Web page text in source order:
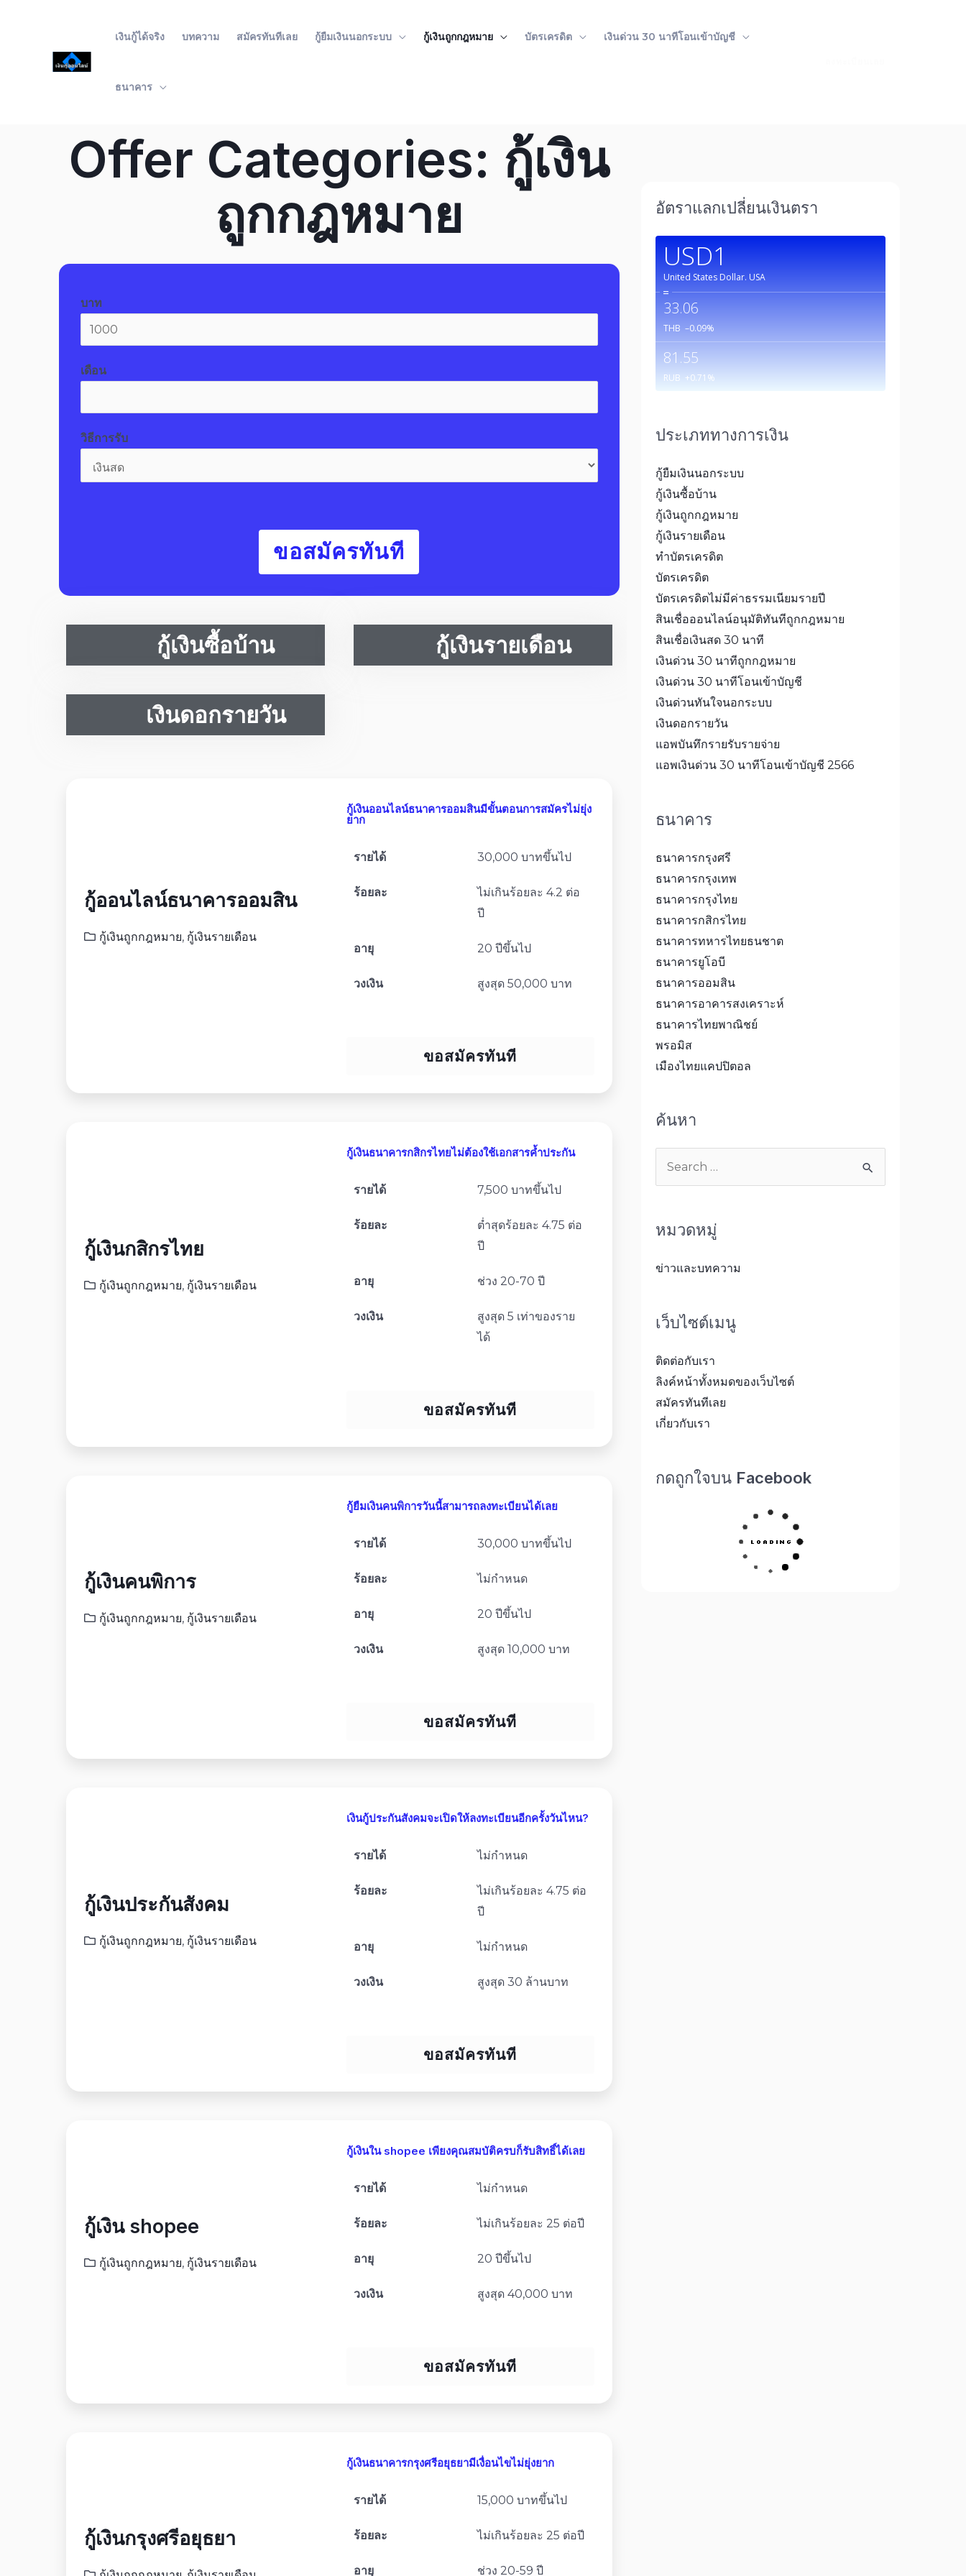
เงินกู้ได้จริง บทความ สมัครทันทีเลย กู้ยืมเงินนอกระบบ กู้เงินถูกกฎหมาย บัตรเครดิต เงินด่วน 30 นาทีโอนเข้าบัญชี
ธนาคาร
Offer Categories: กู้เงิน
ถูกกฎหมาย
บาท
เดือน
วิธีการรับ
ขอสมัครทันที
กู้เงินซื้อบ้าน กู้เงินรายเดือน
เงินดอกรายวัน
กู้ออนไลน์ธนาคารออมสิน
กู้เงินถูกกฎหมาย, กู้เงินรายเดือน
กู้เงินออนไลน์ธนาคารออมสินมีขั้นตอนการสมัครไม่ยุ่ง
ยาก
รายได้ 30,000 บาทขึ้นไป
ร้อยละ
ไม่เกินร้อยละ 4.2 ต่อ
ปี
อายุ 20 ปีขึ้นไป
วงเงิน สูงสุด 50,000 บาท
ขอสมัครทันที
กู้เงินกสิกรไทย
กู้เงินถูกกฎหมาย, กู้เงินรายเดือน
กู้เงินธนาคารกสิกรไทยไม่ต้องใช้เอกสารค้ำประกัน
รายได้ 7,500 บาทขึ้นไป
ร้อยละ
ต่ำสุดร้อยละ 4.75 ต่อ
ปี
อายุ ช่วง 20-70 ปี
วงเงิน
สูงสุด 5 เท่าของราย
ได้
ขอสมัครทันที
กู้เงินคนพิการ
กู้เงินถูกกฎหมาย, กู้เงินรายเดือน
กู้ยืมเงินคนพิการวันนี้สามารถลงทะเบียนได้เลย
รายได้ 30,000 บาทขึ้นไป
ร้อยละ ไม่กำหนด
อายุ 20 ปีขึ้นไป
วงเงิน สูงสุด 10,000 บาท
ขอสมัครทันที
กู้เงินประกันสังคม
กู้เงินถูกกฎหมาย, กู้เงินรายเดือน
เงินกู้ประกันสังคมจะเปิดให้ลงทะเบียนอีกครั้งวันไหน?
รายได้ ไม่กำหนด
ร้อยละ
ไม่เกินร้อยละ 4.75 ต่อ
ปี
อายุ ไม่กำหนด
วงเงิน สูงสุด 30 ล้านบาท
ขอสมัครทันที
กู้เงิน shopee
กู้เงินถูกกฎหมาย, กู้เงินรายเดือน
กู้เงินใน shopee เพียงคุณสมบัติครบก็รับสิทธิ์ได้เลย
รายได้ ไม่กำหนด
ร้อยละ ไม่เกินร้อยละ 25 ต่อปี
อายุ 20 ปีขึ้นไป
วงเงิน สูงสุด 40,000 บาท
ขอสมัครทันที
กู้เงินกรุงศรีอยุธยา
กู้เงินธนาคารกรุงศรีอยุธยามีเงื่อนไขไม่ยุ่งยาก
รายได้ 15,000 บาทขึ้นไป
ร้อยละ ไม่เกินร้อยละ 25 ต่อปี
อายุ ช่วง 20-59 ปี
อัตราแลกเปลี่ยนเงินตรา
USD1
United States Dollar. USA
=
33.06
THB –0.09%
81.55
RUB +0.71 %
ประเภททางการเงิน
กู้ยืมเงินนอกระบบ
กู้เงินซื้อบ้าน
กู้เงินถูกกฎหมาย
กู้เงินรายเดือน
ทำบัตรเครดิต
บัตรเครดิต
บัตรเครดิตไม่มีค่าธรรมเนียมรายปี
สินเชื่อออนไลน์อนุมัติทันทีถูกกฎหมาย
สินเชื่อเงินสด 30 นาที
เงินด่วน 30 นาทีถูกกฎหมาย
เงินด่วน 30 นาทีโอนเข้าบัญชี
เงินด่วนทันใจนอกระบบ
เงินดอกรายวัน
แอพบันทึกรายรับรายจ่าย
แอพเงินด่วน 30 นาทีโอนเข้าบัญชี 2566
ธนาคาร
ธนาคารกรุงศรี
ธนาคารกรุงเทพ
ธนาคารกรุงไทย
ธนาคารกสิกรไทย
ธนาคารทหารไทยธนชาต
ธนาคารยูโอบี
ธนาคารออมสิน
ธนาคารอาคารสงเคราะห์
ธนาคารไทยพาณิชย์
พรอมิส
เมืองไทยแคปปิตอล
ค้นหา
หมวดหมู่
ข่าวและบทความ
เว็บไซต์เมนู
ติดต่อกับเรา
ลิงค์หน้าทั้งหมดของเว็บไซต์
สมัครทันทีเลย
เกี่ยวกับเรา
กดถูกใจบน Facebook